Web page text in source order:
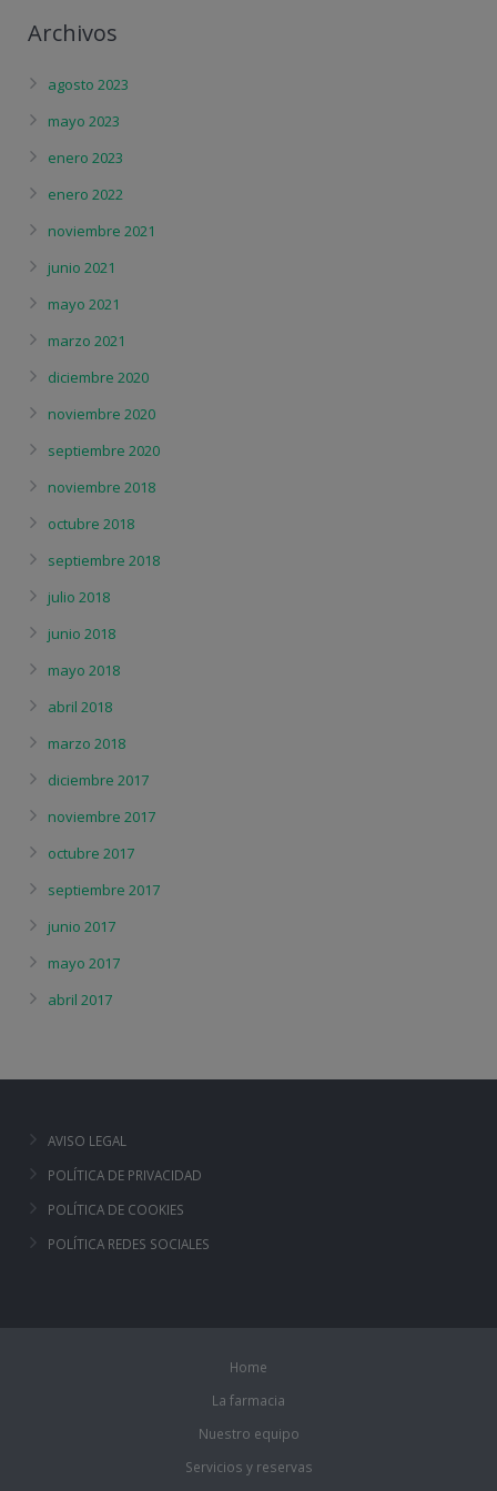
Archivos
agosto 2023
mayo 2023
enero 2023
enero 2022
noviembre 2021
junio 2021
mayo 2021
marzo 2021
diciembre 2020
noviembre 2020
septiembre 2020
noviembre 2018
octubre 2018
septiembre 2018
julio 2018
junio 2018
mayo 2018
abril 2018
marzo 2018
diciembre 2017
noviembre 2017
octubre 2017
septiembre 2017
junio 2017
mayo 2017
abril 2017
AVISO LEGAL
POLÍTICA DE PRIVACIDAD
POLÍTICA DE COOKIES
POLÍTICA REDES SOCIALES
Home
La farmacia
Nuestro equipo
Servicios y reservas